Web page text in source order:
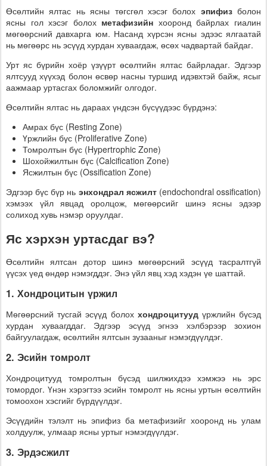
Өсөлтийн ялтас нь ясны төгсгөл хэсэг болох эпифизболон
ясны гол хэсэг болох метафизийн хооронд байрлах гиалин
мөгөөрсний давхарга юм. Насанд хүрсэн ясны эдээс ялгаатай
нь мөгөөрс нь эсүүд хурдан хуваагдаж, өсөх чадвартай байдаг.
Урт яс бүрийн хоёр үзүүрт өсөлтийн ялтас байрладаг. Эдгээр
ялтсууд хүүхэд болон өсвөр насны туршид идэвхтэй байж, ясыг
аажмаар уртасгах боломжийг олгодог.
Өсөлтийн ялтас нь дараах үндсэн бүсүүдээс бүрдэнэ:
Амрах бүс (Resting Zone)
Үржлийн бүс (Proliferative Zone)
Томролтын бүс (Hypertrophic Zone)
Шохойжилтын бүс (Calcification Zone)
Ясжилтын бүс (Ossification Zone)
Эдгээр бүс бүр нь энхондрал ясжилт(endochondral ossification)
хэмээх үйл явцад оролцож, мөгөөрсийг шинэ ясны эдээр
солиход хувь нэмэр оруулдаг.
Яс хэрхэн уртасдаг вэ?
Өсөлтийн ялтсан дотор шинэ мөгөөрсний эсүүд тасралтгүй
үүсэх үед өндөр нэмэгддэг. Энэ үйл явц хэд хэдэн үе шаттай.
1. Хондроцитын үржил
Мөгөөрсний тусгай эсүүд болох хондроцитуудүржлийн бүсэд
хурдан хуваагддаг. Эдгээр эсүүд эгнээ хэлбэрээр зохион
байгуулагдаж, өсөлтийн ялтсын зузааныг нэмэгдүүлдэг.
2. Эсийн томролт
Хондроцитууд томролтын бүсэд шилжихдээ хэмжээ нь эрс
томордог. Үнэн хэрэгтээ эсийн томролт нь ясны уртын өсөлтийн
томоохон хэсгийг бүрдүүлдэг.
Эсүүдийн тэлэлт нь эпифиз ба метафизийг хооронд нь улам
холдуулж, улмаар ясны уртыг нэмэгдүүлдэг.
3. Эрдэсжилт